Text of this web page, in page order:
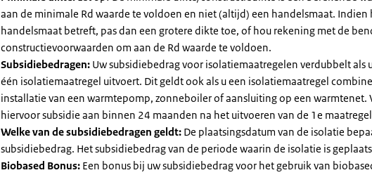
aan de minimale Rd waarde te voldoen en niet (altijd) een handelsmaat. Indien
handelsmaat betreft, pas dan een grotere dikte toe, of hou rekening met de
constructievoorwaarden om aan de Rd waarde te voldoen.
Subsidiebedragen: Uw subsidiebedrag voor isolatiemaatregelen verdubbelt als
één isolatiemaatregel uitvoert. Dit geldt ook als u een isolatiemaatregel
installatie van een warmtepomp, zonneboiler of aansluiting op een warmtenet.
hiervoor subsidie aan binnen 24 maanden na het uitvoeren van de 1e
Welke van de subsidiebedragen geldt: De plaatsingsdatum van de isolatie
subsidiebedrag. Het subsidiebedrag van de periode waarin de isolatie is
Biobased Bonus: Een bonus bij uw subsidiebedrag voor het gebruik van